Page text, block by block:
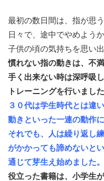
最初の数日間は、指が思
日々で、途中でやめよう
子供の頃の気持ちを思い
慣れない指の動きは、不
手く出来ない時は深呼吸
トレーニングを行いました
３０代は学生時代とは違
動きといった一連の動作
それでも、人は繰り返し
がかかっても諦めないと
通じて芽生え始めました。
役立った書籍は、小学生